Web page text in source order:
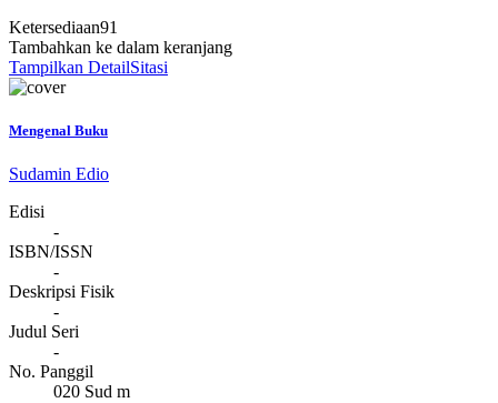
Ketersediaan91
Tambahkan ke dalam keranjang
Tampilkan DetailSitasi
Mengenal Buku
Sudamin Edio
Edisi
-
ISBN/ISSN
-
Deskripsi Fisik
-
Judul Seri
-
No. Panggil
020 Sud m